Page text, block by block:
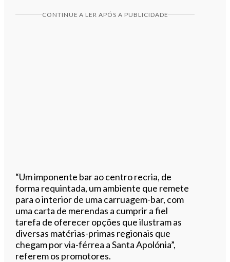
CONTINUE A LER APÓS A PUBLICIDADE
“Um imponente bar ao centro recria, de
forma requintada, um ambiente que remete
para o interior de uma carruagem-bar, com
uma carta de merendas a cumprir a fiel
tarefa de oferecer opções que ilustram as
diversas matérias-primas regionais que
chegam por via-férrea a Santa Apolónia”,
referem os promotores.